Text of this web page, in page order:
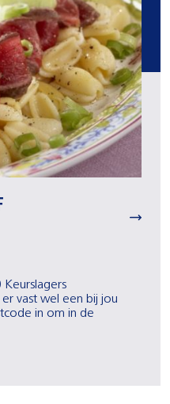
Keurslagers
vast wel een bij jou
in om in de